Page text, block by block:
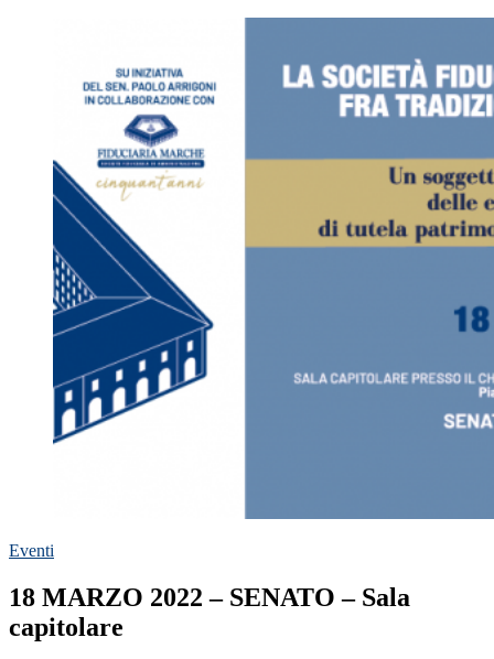
Eventi
18 MARZO 2022 – SENATO – Sala
capitolare